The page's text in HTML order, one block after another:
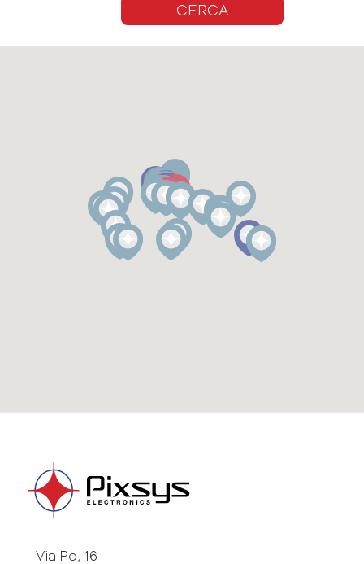
CERCA
Via Po, 16